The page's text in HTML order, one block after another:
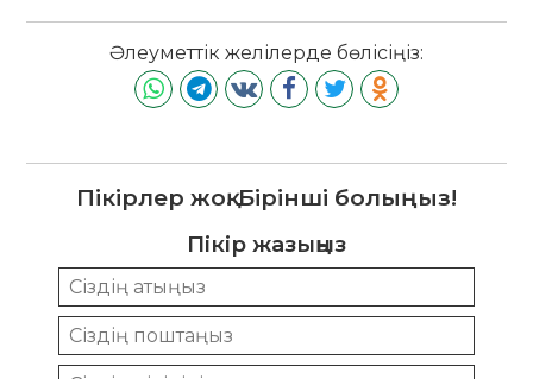
Әлеуметтік желілерде бөлісіңіз:
Пікірлер жоқ. Бірінші болыңыз!
Пікір жазыңыз